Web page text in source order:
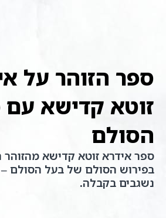
ספר הזוהר על
זוטא קדישא עם
הסולם
ספר אידרא זוטא קדישא
בפירוש הסולם של בעל הסולם –
נשגבים בקבלה.